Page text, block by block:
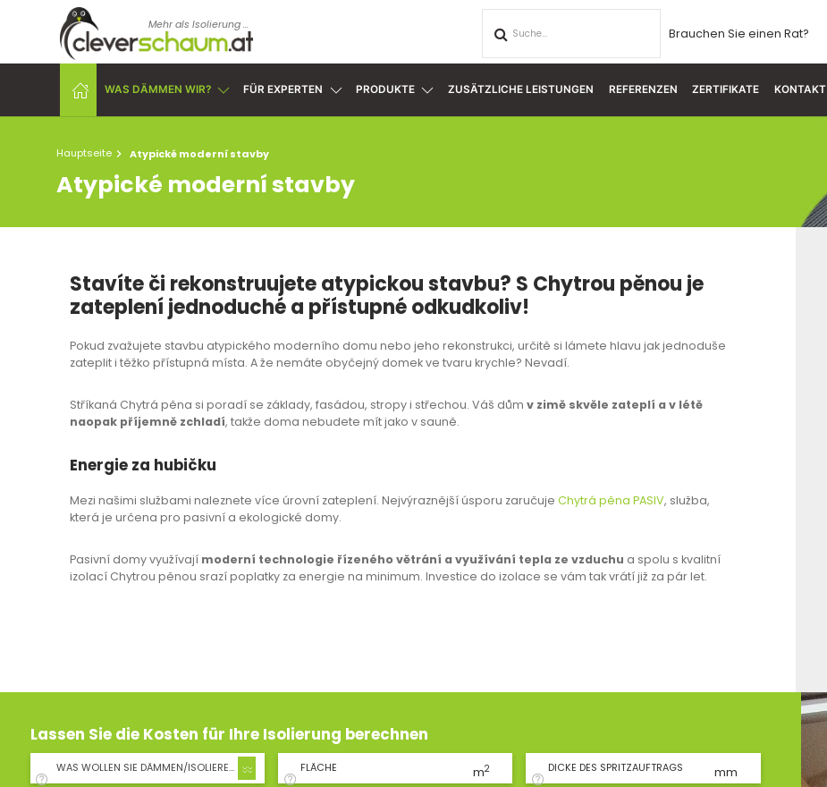
Mehr als Isolierung ...
Brauchen Sie einen Rat?
WAS DÄMMEN WIR? FÜR EXPERTEN PRODUKTE ZUSÄTZLICHE LEISTUNGEN REFERENZEN ZERTIFIKATE KONTAKT
Hauptseite Atypické moderní stavby
Atypické moderní stavby
Stavíte či rekonstruujete atypickou stavbu? S Chytrou pěnou je
zateplení jednoduché a přístupné odkudkoliv!
Pokud zvažujete stavbu atypického moderního domu nebo jeho rekonstrukci, určitě si lámete hlavu jak jednoduše
zateplit i těžko přístupná místa. A že nemáte obyčejný domek ve tvaru krychle? Nevadí.
Stříkaná Chytrá pěna si poradí se základy, fasádou, stropy i střechou. Váš dům v zimě skvěle zateplí a v létě
naopak příjemně zchladí, takže doma nebudete mít jako v sauně.
Energie za hubičku
Mezi našimi službami naleznete více úrovní zateplení. Nejvýraznější úsporu zaručuje Chytrá pěna PASIV, služba,
která je určena pro pasivní a ekologické domy.
Pasivní domy využívají moderní technologie řízeného větrání a využívání tepla ze vzduchu a spolu s kvalitní
izolací Chytrou pěnou srazí poplatky za energie na minimum. Investice do izolace se vám tak vrátí již za pár let.
Lassen Sie die Kosten für Ihre Isolierung berechnen
WAS WOLLEN SIE DÄMMEN/ISOLIEREN? FLÄCHE m2 DICKE DES SPRITZAUFTRAGS mm